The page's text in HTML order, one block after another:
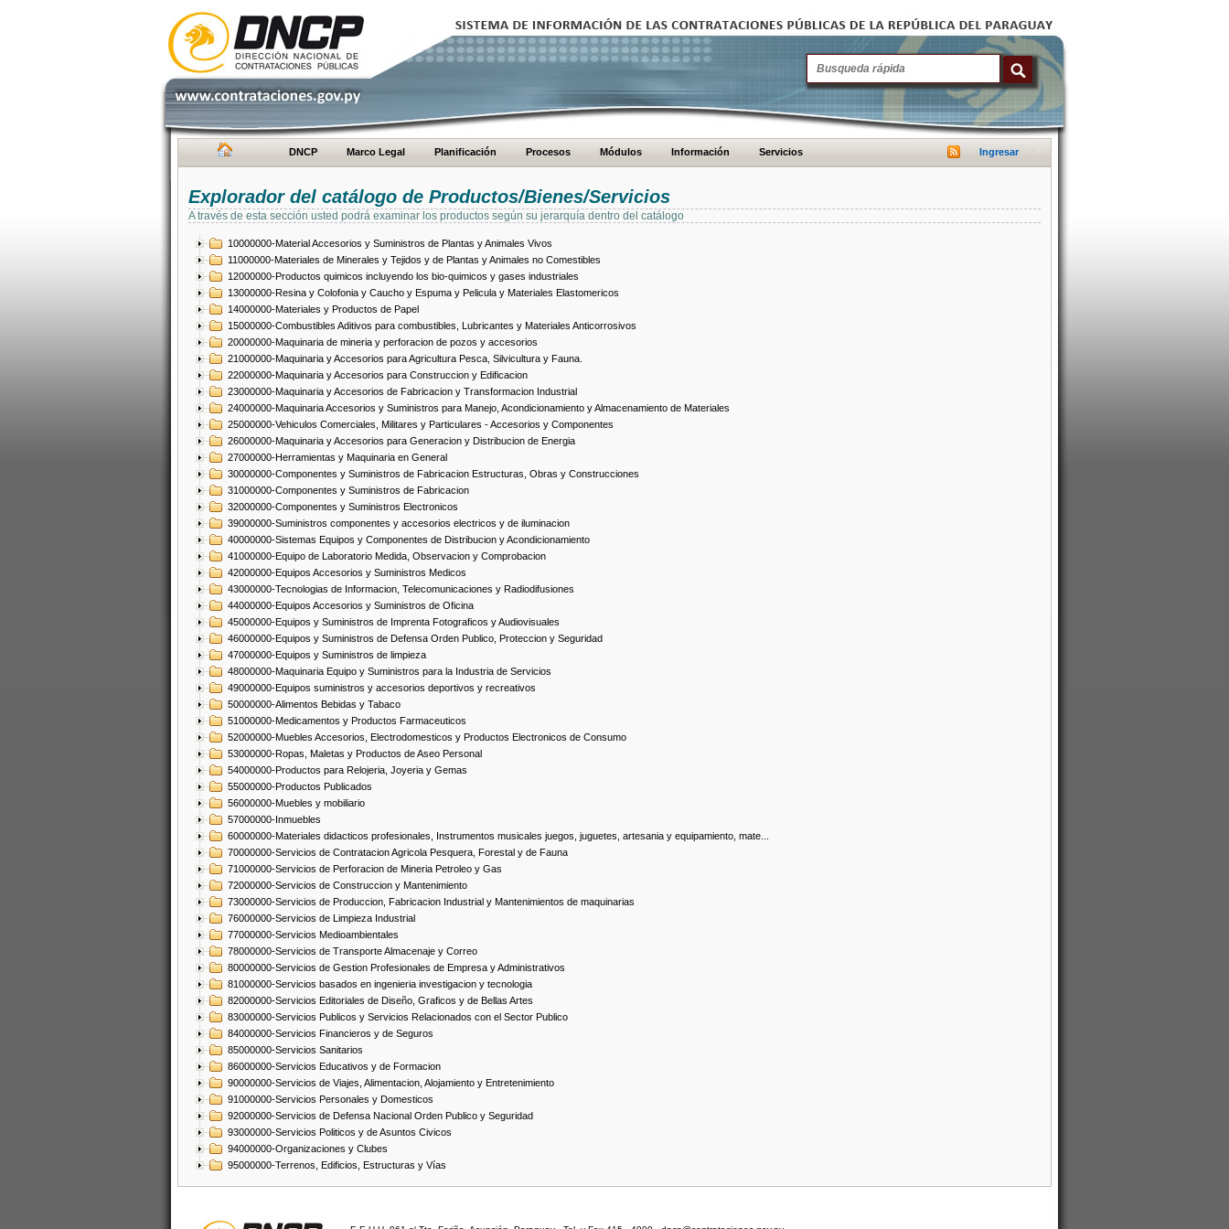
DNCP Marco Legal Planificación Procesos Módulos Información Servicios Ingresar
Explorador del catálogo de Productos/Bienes/Servicios
A través de esta sección usted podrá examinar los productos según su jerarquía dentro del catálogo
10000000-Material Accesorios y Suministros de Plantas y Animales Vivos
11000000-Materiales de Minerales y Tejidos y de Plantas y Animales no Comestibles
12000000-Productos quimicos incluyendo los bio-quimicos y gases industriales
13000000-Resina y Colofonia y Caucho y Espuma y Pelicula y Materiales Elastomericos
14000000-Materiales y Productos de Papel
15000000-Combustibles Aditivos para combustibles, Lubricantes y Materiales Anticorrosivos
20000000-Maquinaria de mineria y perforacion de pozos y accesorios
21000000-Maquinaria y Accesorios para Agricultura Pesca, Silvicultura y Fauna.
22000000-Maquinaria y Accesorios para Construccion y Edificacion
23000000-Maquinaria y Accesorios de Fabricacion y Transformacion Industrial
24000000-Maquinaria Accesorios y Suministros para Manejo, Acondicionamiento y Almacenamiento de Materiales
25000000-Vehiculos Comerciales, Militares y Particulares - Accesorios y Componentes
26000000-Maquinaria y Accesorios para Generacion y Distribucion de Energia
27000000-Herramientas y Maquinaria en General
30000000-Componentes y Suministros de Fabricacion Estructuras, Obras y Construcciones
31000000-Componentes y Suministros de Fabricacion
32000000-Componentes y Suministros Electronicos
39000000-Suministros componentes y accesorios electricos y de iluminacion
40000000-Sistemas Equipos y Componentes de Distribucion y Acondicionamiento
41000000-Equipo de Laboratorio Medida, Observacion y Comprobacion
42000000-Equipos Accesorios y Suministros Medicos
43000000-Tecnologias de Informacion, Telecomunicaciones y Radiodifusiones
44000000-Equipos Accesorios y Suministros de Oficina
45000000-Equipos y Suministros de Imprenta Fotograficos y Audiovisuales
46000000-Equipos y Suministros de Defensa Orden Publico, Proteccion y Seguridad
47000000-Equipos y Suministros de limpieza
48000000-Maquinaria Equipo y Suministros para la Industria de Servicios
49000000-Equipos suministros y accesorios deportivos y recreativos
50000000-Alimentos Bebidas y Tabaco
51000000-Medicamentos y Productos Farmaceuticos
52000000-Muebles Accesorios, Electrodomesticos y Productos Electronicos de Consumo
53000000-Ropas, Maletas y Productos de Aseo Personal
54000000-Productos para Relojeria, Joyeria y Gemas
55000000-Productos Publicados
56000000-Muebles y mobiliario
57000000-Inmuebles
60000000-Materiales didacticos profesionales, Instrumentos musicales juegos, juguetes, artesania y equipamiento, mate...
70000000-Servicios de Contratacion Agricola Pesquera, Forestal y de Fauna
71000000-Servicios de Perforacion de Mineria Petroleo y Gas
72000000-Servicios de Construccion y Mantenimiento
73000000-Servicios de Produccion, Fabricacion Industrial y Mantenimientos de maquinarias
76000000-Servicios de Limpieza Industrial
77000000-Servicios Medioambientales
78000000-Servicios de Transporte Almacenaje y Correo
80000000-Servicios de Gestion Profesionales de Empresa y Administrativos
81000000-Servicios basados en ingenieria investigacion y tecnologia
82000000-Servicios Editoriales de Diseño, Graficos y de Bellas Artes
83000000-Servicios Publicos y Servicios Relacionados con el Sector Publico
84000000-Servicios Financieros y de Seguros
85000000-Servicios Sanitarios
86000000-Servicios Educativos y de Formacion
90000000-Servicios de Viajes, Alimentacion, Alojamiento y Entretenimiento
91000000-Servicios Personales y Domesticos
92000000-Servicios de Defensa Nacional Orden Publico y Seguridad
93000000-Servicios Politicos y de Asuntos Civicos
94000000-Organizaciones y Clubes
95000000-Terrenos, Edificios, Estructuras y Vías